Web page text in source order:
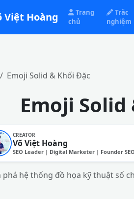
Việt Hoàng
Trang
chủ
Trắc
nghiệm
Emoji Solid & Khối Đặc
Emoji
CREATOR
Võ Việt Hoàng
SEO Leader | Digital Marketer | Founder
phá hệ thống đồ họa kỹ thuật số